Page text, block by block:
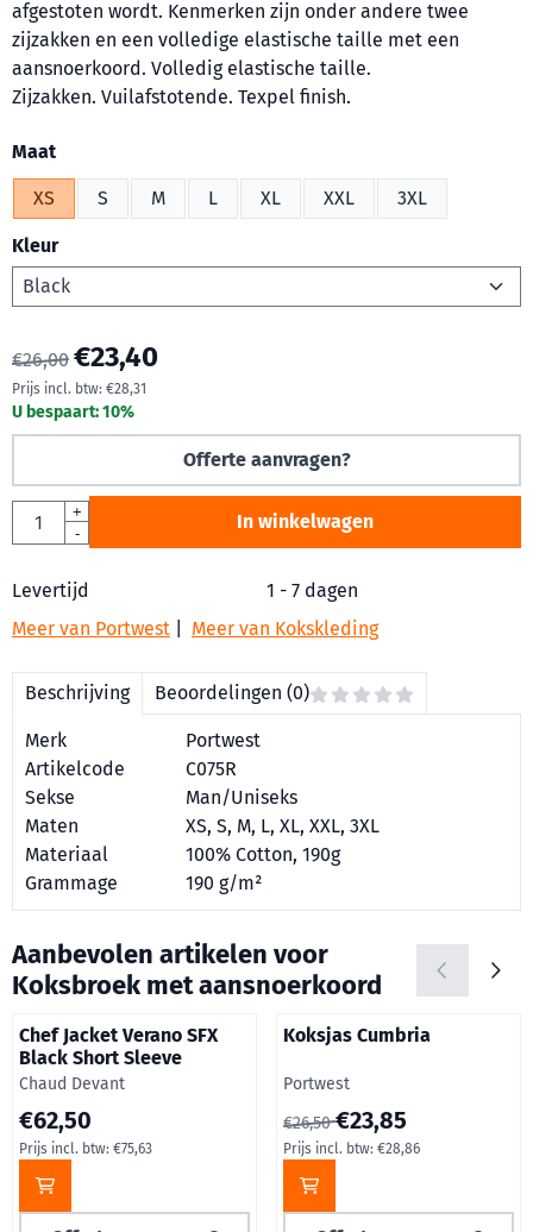
afgestoten wordt. Kenmerken zijn onder andere twee
zijzakken en een volledige elastische taille met een
aansnoerkoord. Volledig elastische taille.
Zijzakken. Vuilafstotende. Texpel finish.
Maak een keuze voor
Maat
XS S M L XL XXL 3XL
Kleur
€26,00 €23,40
Prijs incl. btw: €28,31
U bespaart:10%
Offerte aanvragen?
Aantal
+
-
In winkelwagen
Levertijd
1 - 7 dagen
Meer van Portwest
Meer van Kokskleding
Beschrijving Beoordelingen (0)
Merk
Portwest
Artikelcode
C075R
Sekse
Man/Uniseks
Maten
XS, S, M, L, XL, XXL, 3XL
Materiaal
100% Cotton, 190g
Grammage
190 g/m²
Aanbevolen artikelen voor
Koksbroek met aansnoerkoord
Chef Jacket Verano SFX
Black Short Sleeve
Merk:
Chaud Devant
Prijs op aanvraag, inclusief btw: 75,63
€62,50
Prijs incl. btw: €75,63
Koksjas Cumbria
Merk:
Portwest
Van 26,50 voor 23,85,
€26,50€23,85
Prijs incl. btw: €28,86